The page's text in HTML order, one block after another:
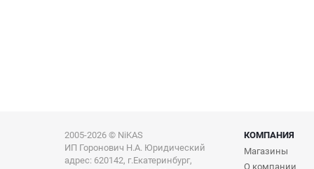
2005-2026 © NiKAS
ИП Горонович Н.А. Юридический
адрес: 620142, г.Екатеринбург,
КОМПАНИЯ
Магазины
О компании